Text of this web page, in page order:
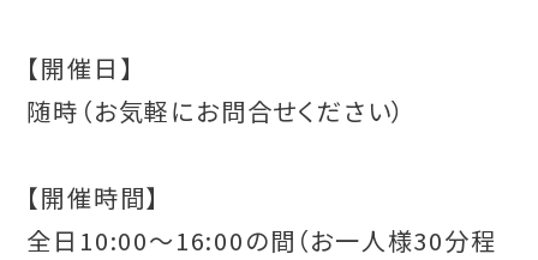
【開催日】
随時（お気軽にお問合せください）
【開催時間】
全日10:00〜16:00の間（お一人様30分程